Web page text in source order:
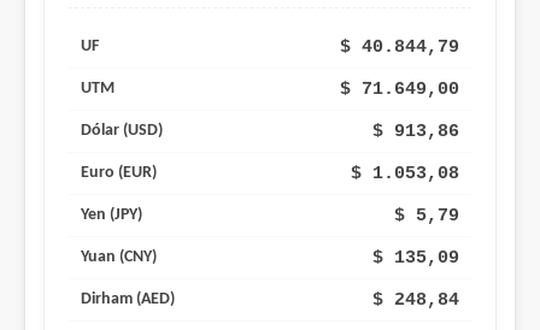
UF $ 40.844,79
UTM $ 71.649,00
Dólar (USD) $ 913,86
Euro (EUR) $ 1.053,08
Yen (JPY) $ 5,79
Yuan (CNY) $ 135,09
Dirham (AED) $ 248,84